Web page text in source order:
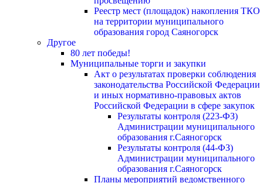
Реестр мест (площадок) накопления ТКО
на территории муниципального
образования город Саяногорск
Другое
80 лет победы!
Муниципальные торги и закупки
Акт о результатах проверки соблюдения
законодательства Российской Федерации
и иных нормативно-правовых актов
Российской Федерации в сфере закупок
Результаты контроля (223-ФЗ)
Администрации муниципального
образования г.Саяногорск
Результаты контроля (44-ФЗ)
Администрации муниципального
образования г.Саяногорск
Планы мероприятий ведомственного